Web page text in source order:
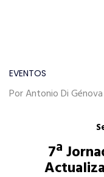
EVENTOS
Por Antonio Di
7ª